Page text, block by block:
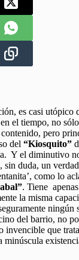
es casi utópico
el tiempo, no
pero
del “Kiosquito”
Y el diminutivo
sin duda, un
como lo
. Tiene
la misma
ningún
del barrio, no
que
minúscula